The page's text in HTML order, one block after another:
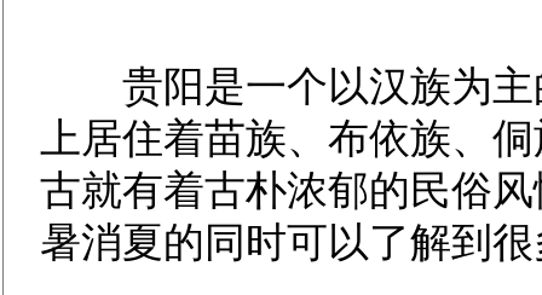
贵阳是一个以汉族为主
上居住着苗族、布依族、
古就有着古朴浓郁的民俗
暑消夏的同时可以了解到